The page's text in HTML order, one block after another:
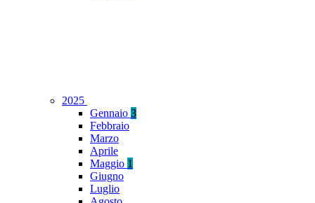
2025
Gennaio 3
Febbraio
Marzo
Aprile
Maggio 1
Giugno
Luglio